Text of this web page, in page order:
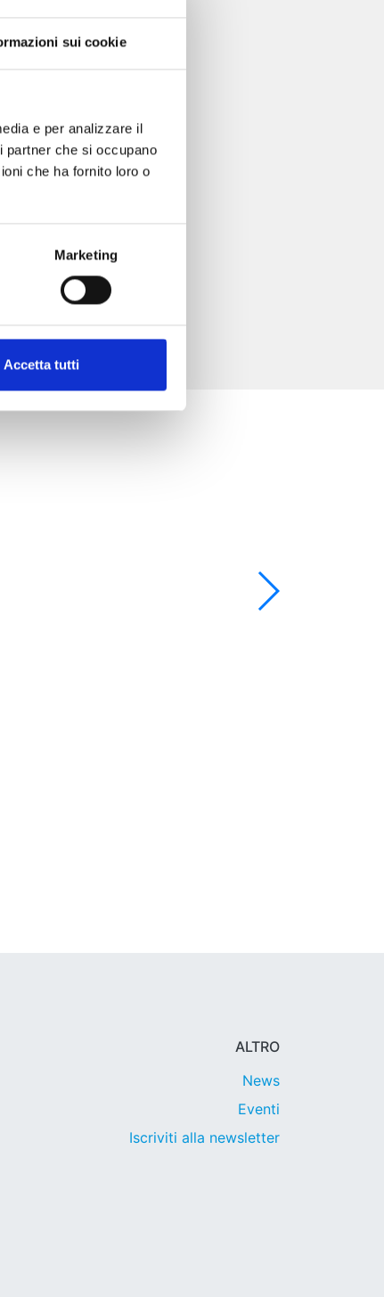
sui cookie
e per analizzare il
partner che si occupano
che ha fornito loro o
Marketing
Accetta tutti
ALTRO
News
Eventi
Iscriviti alla newsletter